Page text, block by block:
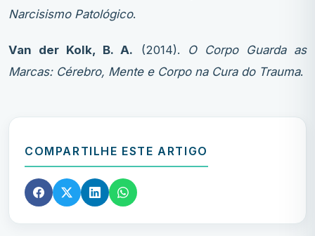
Narcisismo Patológico.
Van der Kolk, B. A. (2014).
O Corpo Guarda as
Marcas: Cérebro, Mente e Corpo na Cura do Trauma.
COMPARTILHE ESTE ARTIGO